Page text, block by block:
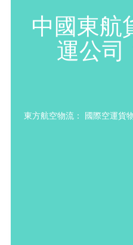
中國東航
運公司
東方航空物流： 國際空運貨